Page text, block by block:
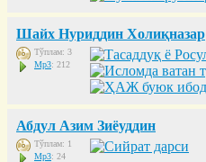
Шайх Нуриддин Холиқназар
Тўплам: 3
Mp3: 212
Абдул Азим Зиёуддин
Тўплам: 1
Mp3: 24